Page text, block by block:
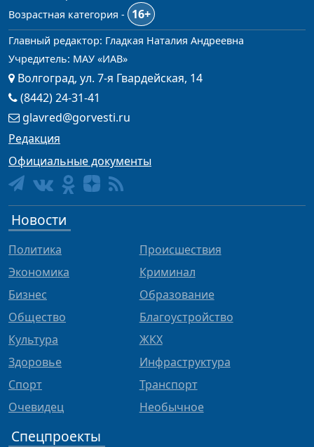
Возрастная категория -
16+
Главный редактор: Гладкая Наталия Андреевна
Учредитель: МАУ «ИАВ»
Волгоград, ул. 7-я Гвардейская, 14
(8442) 24-31-41
glavred@gorvesti.ru
Редакция
Официальные документы
Новости
Политика
Экономика
Бизнес
Общество
Культура
Здоровье
Спорт
Очевидец
Происшествия
Криминал
Образование
Благоустройство
ЖКХ
Инфраструктура
Транспорт
Необычное
Спецпроекты